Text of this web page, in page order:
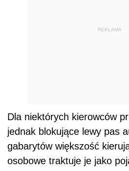
REKLAMA
Dla niektórych kierowców
jednak blokujące lewy pas
gabarytów większość
osobowe traktuje je jako